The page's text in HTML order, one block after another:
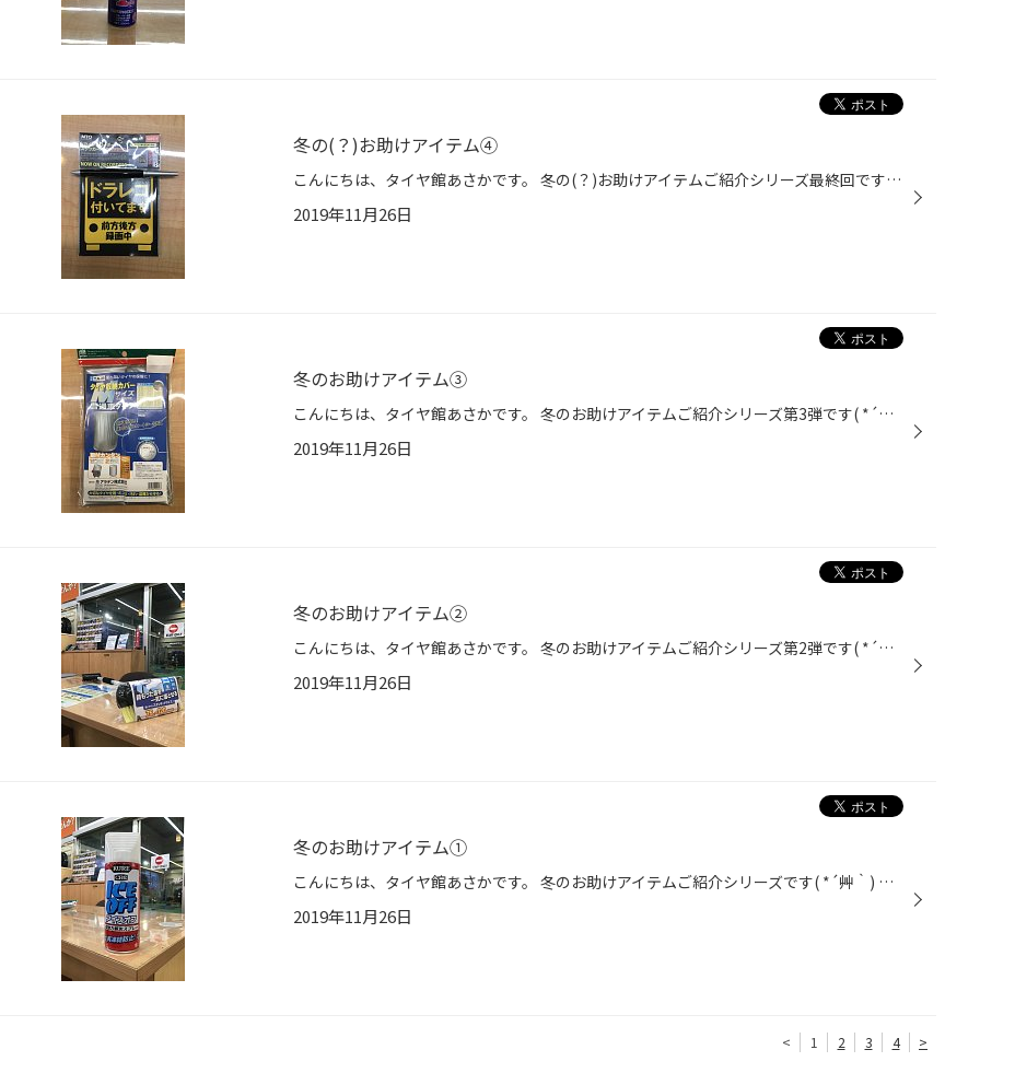
冬の(？)お助けアイテム④
こんにちは、タイヤ館あさかです。 冬の(？)お助けアイテムご紹介シリーズ最終回です( *´艸｀) 春夏秋冬関係ないですね・・・(｡-_-｡) こういったステッカーやマグネットをつけている車がほとんどですよね。 このマークをつけているだけで、煽り運転抑止になると言われています。 「撮られている」と...
2019年11月26日
冬のお助けアイテム③
こんにちは、タイヤ館あさかです。 冬のお助けアイテムご紹介シリーズ第3弾です( *´艸｀) どん！！！！ タイヤ収納カバー―――――！！！ 今はスタッドレスタイヤを装着している方が多いと思います。 外した夏タイヤ、どうやって保管なさっていますか？ 納屋があったり、庭に倉庫があったり、ベランダに...
2019年11月26日
冬のお助けアイテム②
こんにちは、タイヤ館あさかです。 冬のお助けアイテムご紹介シリーズ第2弾です( *´艸｀) 除雪ブラシーーーーーーー！！！！ これ、本当に助かります。 車の屋根に雪を積もらせたまま走った事ありますか？ 私はあります！ブレーキを踏んだら、ドサッとフロントガラスに雪が滑り落ちてきて、まったく...
2019年11月26日
冬のお助けアイテム①
こんにちは、タイヤ館あさかです。 冬のお助けアイテムご紹介シリーズです( *´艸｀) どどん！！ 解氷スプレー―――――――！！！(ドラえもんで再生してください) 氷点下の朝や、お仕事終わりの夜。フロントガラスの氷が解けるまで待つなんて、時間も労力ももったいないですよね！ これから気温がどんどん...
2019年11月26日
< 1 2 3 4 >